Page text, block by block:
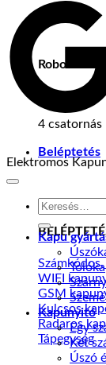
Robosztus
4 csatornás
Beléptetés
WIFI
GSM
Kulcsos
Radaros
Tápegység
Elektromos
Keresés
Kapu
Kapunyitó
Egy
Két
Úszó